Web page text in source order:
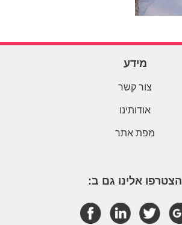
מידע
צור קשר
אודותינו
מפת אתר
הצטרפו אלינו גם ב: